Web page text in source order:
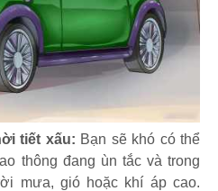
tiết xấu: Bạn sẽ khó có thể
thông đang ùn tắc và trong
mưa, gió hoặc khí áp cao.